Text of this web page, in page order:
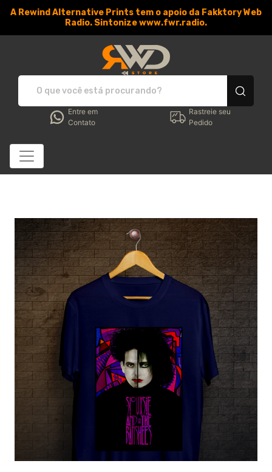
A Rewind Alternative Prints tem o apoio da Fakktory Web
Radio. Sintonize www.fwr.radio.
RWD Store - Camisetas
Entre em
Contato
Rastreie seu
Pedido